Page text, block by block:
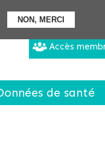
NON, MERCI
Proposer un
Accès
de santé